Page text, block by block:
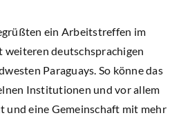
ein Arbeitstreffen im
weiteren deutschsprachigen
Paraguays. So könne das
Institutionen und vor allem
und eine Gemeinschaft mit mehr